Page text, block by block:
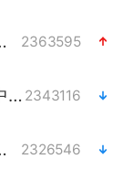
烟头引起 2363595
“China Cool”火了，老外爱上中国避暑游 2343116
危险半圆 2326546